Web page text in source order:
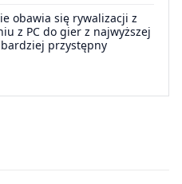
obawia się rywalizacji z
z PC do gier z najwyższej
przystępny